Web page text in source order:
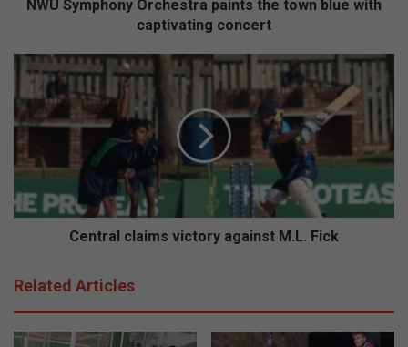
NWU Symphony Orchestra paints the town blue with
captivating concert
Central
claims
victory
against
M.L.
Fick
Central claims victory against M.L. Fick
Related Articles